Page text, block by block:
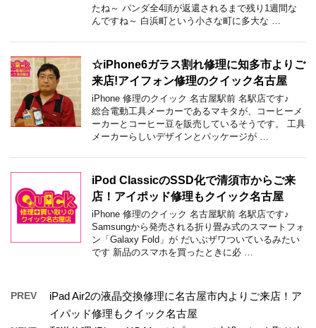
たね～ パンダ全4頭が返還されるまで残り1週間な
んですね～ 白浜町という小さな町に多大な …
☆iPhone6ガラス割れ修理に知多市よりご
来店!アイフォン修理のクイック名古屋
iPhone 修理のクイック 名古屋駅前 名駅店です♪
総合電動工具メーカーであるマキタが、コーヒーメ
ーカーとコーヒー豆を販売しているそうです。 工具
メーカーらしいデザインとパッケージが …
iPod ClassicのSSD化で清須市からご来
店！アイポッド修理もクイック名古屋
iPhone 修理のクイック 名古屋駅前 名駅店です♪
Samsungから発売される折り畳み式のスマートフォ
ン「Galaxy Fold」が だいぶザワついているみたい
です 新品のスマホを買ったときに必 …
PREV
iPad Air2の液晶交換修理に名古屋市内よりご来店！ア
イパッド修理もクイック名古屋